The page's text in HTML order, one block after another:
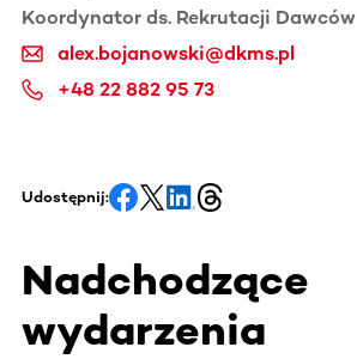
Koordynator ds. Rekrutacji Dawców
alex.bojanowski@dkms.pl
+48 22 882 95 73
Udostępnij:
Nadchodzące
wydarzenia